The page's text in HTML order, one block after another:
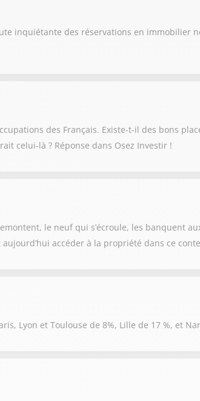
inquiétante des réservations en immobilier
des Français. Existe-t-il des bons
celui-là ? Réponse dans Osez Investir !
le neuf qui s’écroule, les banquent
accéder à la propriété dans ce
Lyon et Toulouse de 8%, Lille de 17 %, et